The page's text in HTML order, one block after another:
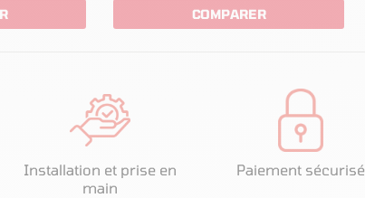
COMPARER
Installation et prise en
main
Paiement sécurisé